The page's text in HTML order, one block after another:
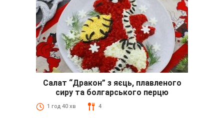
Салат “Дракон” з яєць, плавленого
сиру та болгарського перцю
1 год 40 хв 4